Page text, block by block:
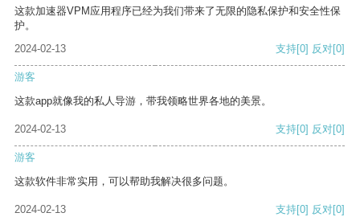
这款加速器VPM应用程序已经为我们带来了无限的隐私保护和安全性保
护。
2024-02-13
支持[0] 反对[0]
游客
这款app就像我的私人导游，带我领略世界各地的美景。
2024-02-13 支持[0] 反对[0]
游客
这款软件非常实用，可以帮助我解决很多问题。
2024-02-13 支持[0] 反对[0]